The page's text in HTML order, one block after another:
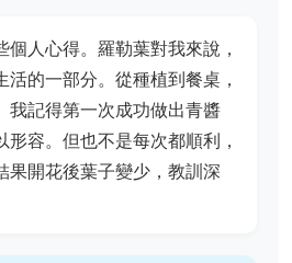
人心得。羅勒葉對我來說，
的一部分。從種植到餐桌，
我記得第一次成功做出青醬
容。但也不是每次都順利，
果開花後葉子變少，教訓深